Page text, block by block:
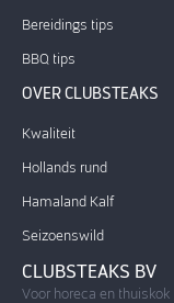
Bereidings tips
BBQ tips
OVER CLUBSTEAKS
Kwaliteit
Hollands rund
Hamaland Kalf
Seizoenswild
CLUBSTEAKS BV
Voor horeca en thuiskok